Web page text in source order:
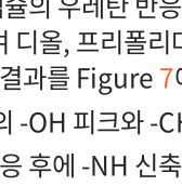
디올, 프리폴
과를 Figure7
-OH 피크와 -
후에 -NH 신